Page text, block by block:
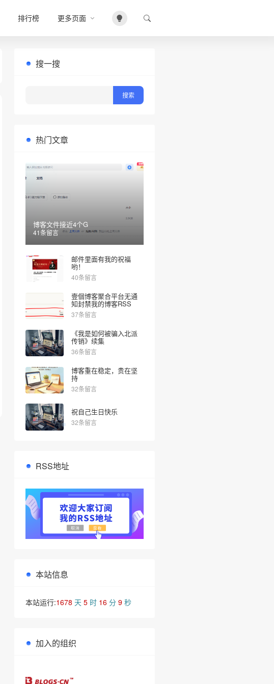
排行榜 更多页面
搜一搜
热门文章
博客文件接近4个G
41条留言
邮件里面有我的祝福
哟！
40条留言
壹個博客聚合平台无通
知封禁我的博客RSS
37条留言
《我是如何被骗入北派
传销》续集
36条留言
博客重在稳定，贵在坚
持
32条留言
祝自己生日快乐
32条留言
RSS地址
本站信息
本站运行:1678 天 5时 16分 9秒
加入的组织